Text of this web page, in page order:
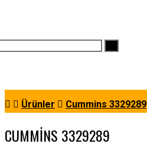
Ürünler Cummins 3329289
CUMMINS 3329289